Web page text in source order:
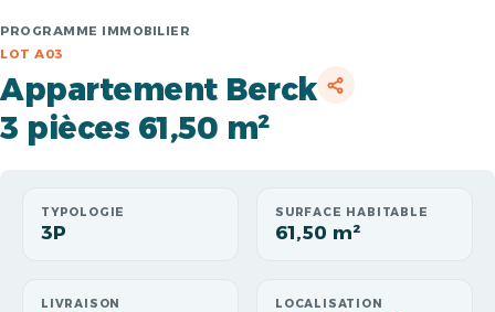
PROGRAMME IMMOBILIER
LOT A03
Appartement Berck
3 pièces 61,50 m²
TYPOLOGIE
3P
SURFACE HABITABLE
61,50 m²
LIVRAISON LOCALISATION